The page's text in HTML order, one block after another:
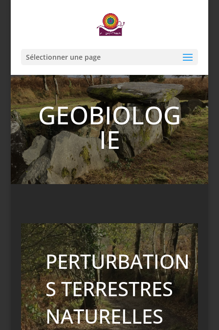
Sélectionner une page
GEOBIOLOG
IE
PERTURBATION
S TERRESTRES
NATURELLES